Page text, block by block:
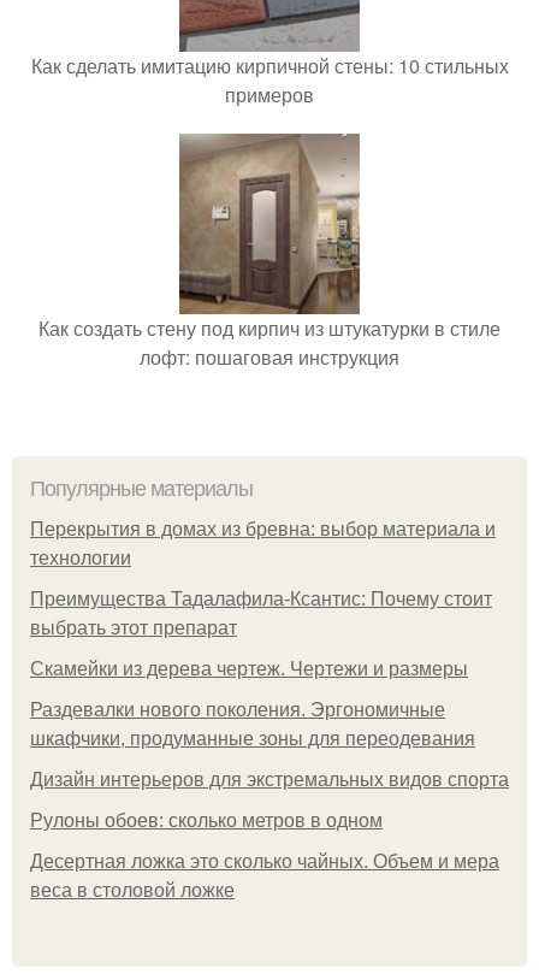
Как сделать имитацию кирпичной стены: 10 стильных
примеров
Как создать стену под кирпич из штукатурки в стиле
лофт: пошаговая инструкция
Популярные материалы
Перекрытия в домах из бревна: выбор материала и
технологии
Преимущества Тадалафила-Ксантис: Почему стоит
выбрать этот препарат
Скамейки из дерева чертеж. Чертежи и размеры
Раздевалки нового поколения. Эргономичные
шкафчики, продуманные зоны для переодевания
Дизайн интерьеров для экстремальных видов спорта
Рулоны обоев: сколько метров в одном
Десертная ложка это сколько чайных. Объем и мера
веса в столовой ложке